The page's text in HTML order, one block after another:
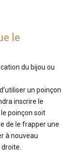
le
du bijou ou
un poinçon
inscrire le
poinçon soit
de le frapper une
à nouveau